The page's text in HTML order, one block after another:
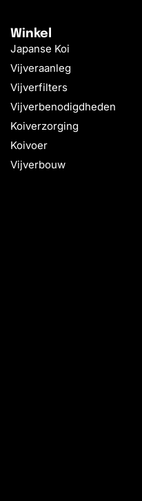
Winkel
Japanse Koi
Vijveraanleg
Vijverfilters
Vijverbenodigdheden
Koiverzorging
Koivoer
Vijverbouw